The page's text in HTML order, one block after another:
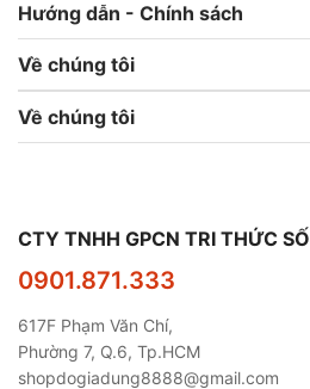
Hướng dẫn - Chính sách
Về chúng tôi
Về chúng tôi
CTY TNHH GPCN TRI THỨC SỐ
0901.871.333
617F Phạm Văn Chí,
Phường 7, Q.6, Tp.HCM
shopdogiadung8888@gmail.com